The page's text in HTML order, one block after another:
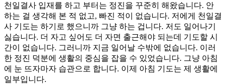
천일결사 입재를 하고 부터는 정진을 꾸준히 해왔습니다. 안
하는 걸 생각해 본 적 없고, 빠진 적이 없습니다. 저에게 천일결
사 기도는 하기로 했으니까 그냥 하는 겁니다. 저도 일어나기
싫습니다. 더 자고 싶어도 더 자면 출근해야 되는데 기도할 시
간이 없습니다. 그러니까 지금 일어날 수밖에 없습니다. 이러
한 정진 덕분에 생활의 중심을 잡을 수 있었습니다. 그냥 아침
에 눈 뜨자마자 습관으로 합니다. 이제 아침 기도는 제 생활에
일부입니다.